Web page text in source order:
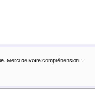
Merci de votre compréhension !